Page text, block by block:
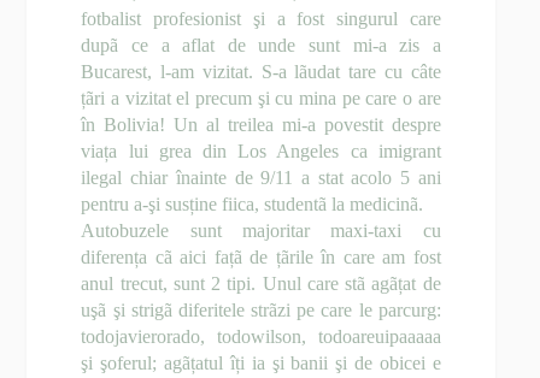
fotbalist profesionist şi a fost singurul care
dupã ce a aflat de unde sunt mi-a zis a
Bucarest, l-am vizitat. S-a lãudat tare cu câte
țãri a vizitat el precum şi cu mina pe care o are
în Bolivia! Un al treilea mi-a povestit despre
viața lui grea din Los Angeles ca imigrant
ilegal chiar înainte de 9/11 a stat acolo 5 ani
pentru a-şi susține fiica, studentã la medicinã.
Autobuzele sunt majoritar maxi-taxi cu
diferența cã aici fațã de țãrile în care am fost
anul trecut, sunt 2 tipi. Unul care stã agãțat de
uşã şi strigã diferitele strãzi pe care le parcurg:
todojavierorado, todowilson, todoareuipaaaaa
şi şoferul; agãțatul îți ia şi banii şi de obicei e